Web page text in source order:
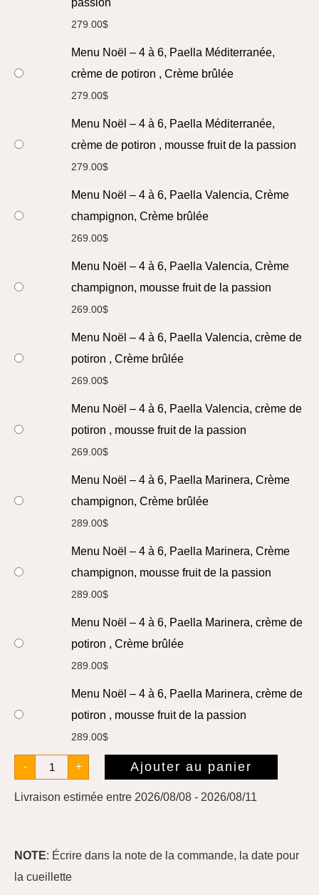
279.00$
Menu Noël – 4 à 6, Paella Méditerranée,
crème de potiron , Crème brûlée
279.00$
Menu Noël – 4 à 6, Paella Méditerranée,
crème de potiron , mousse fruit de la passion
279.00$
Menu Noël – 4 à 6, Paella Valencia, Crème
champignon, Crème brûlée
269.00$
Menu Noël – 4 à 6, Paella Valencia, Crème
champignon, mousse fruit de la passion
269.00$
Menu Noël – 4 à 6, Paella Valencia, crème de
potiron , Crème brûlée
269.00$
Menu Noël – 4 à 6, Paella Valencia, crème de
potiron , mousse fruit de la passion
269.00$
Menu Noël – 4 à 6, Paella Marinera, Crème
champignon, Crème brûlée
289.00$
Menu Noël – 4 à 6, Paella Marinera, Crème
champignon, mousse fruit de la passion
289.00$
Menu Noël – 4 à 6, Paella Marinera, crème de
potiron , Crème brûlée
289.00$
Menu Noël – 4 à 6, Paella Marinera, crème de
potiron , mousse fruit de la passion
289.00$
- + Ajouter au panier
Livraison estimée entre 2026/08/08 - 2026/08/11
NOTE: Écrire dans la note de la commande, la date pour
la cueillette